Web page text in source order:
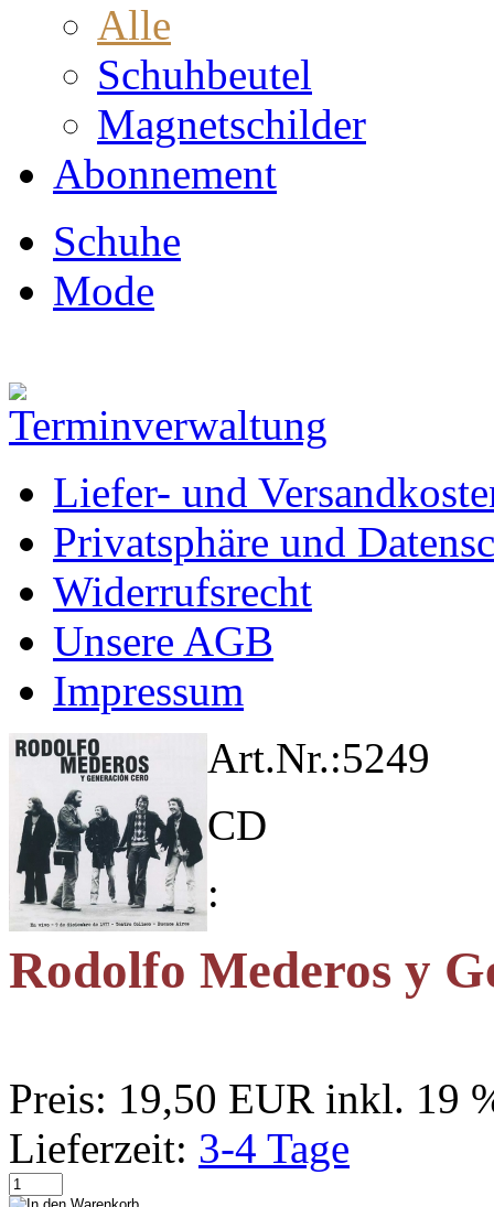
Alle
Schuhbeutel
Magnetschilder
Abonnement
Schuhe
Mode
Liefer- und
Privatsphäre und
Widerrufsrecht
Unsere AGB
Impressum
Art.Nr.:5249
CD
:
Rodolfo Mederos y
Preis: 19,50 EUR inkl. 19
Lieferzeit: 3-4 Tage